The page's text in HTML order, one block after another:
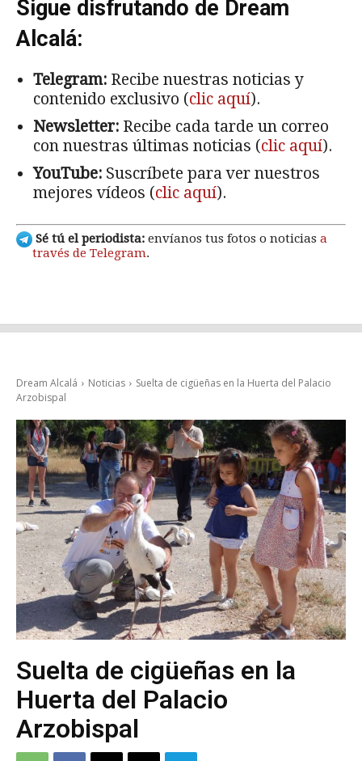
Sigue disfrutando de Dream
Alcalá:
Telegram: Recibe nuestras noticias y
contenido exclusivo (clic aquí).
Newsletter: Recibe cada tarde un correo
con nuestras últimas noticias (clic aquí).
YouTube: Suscríbete para ver nuestros
mejores vídeos (clic aquí).
Sé tú el periodista: envíanos tus fotos o noticias a
través de Telegram.